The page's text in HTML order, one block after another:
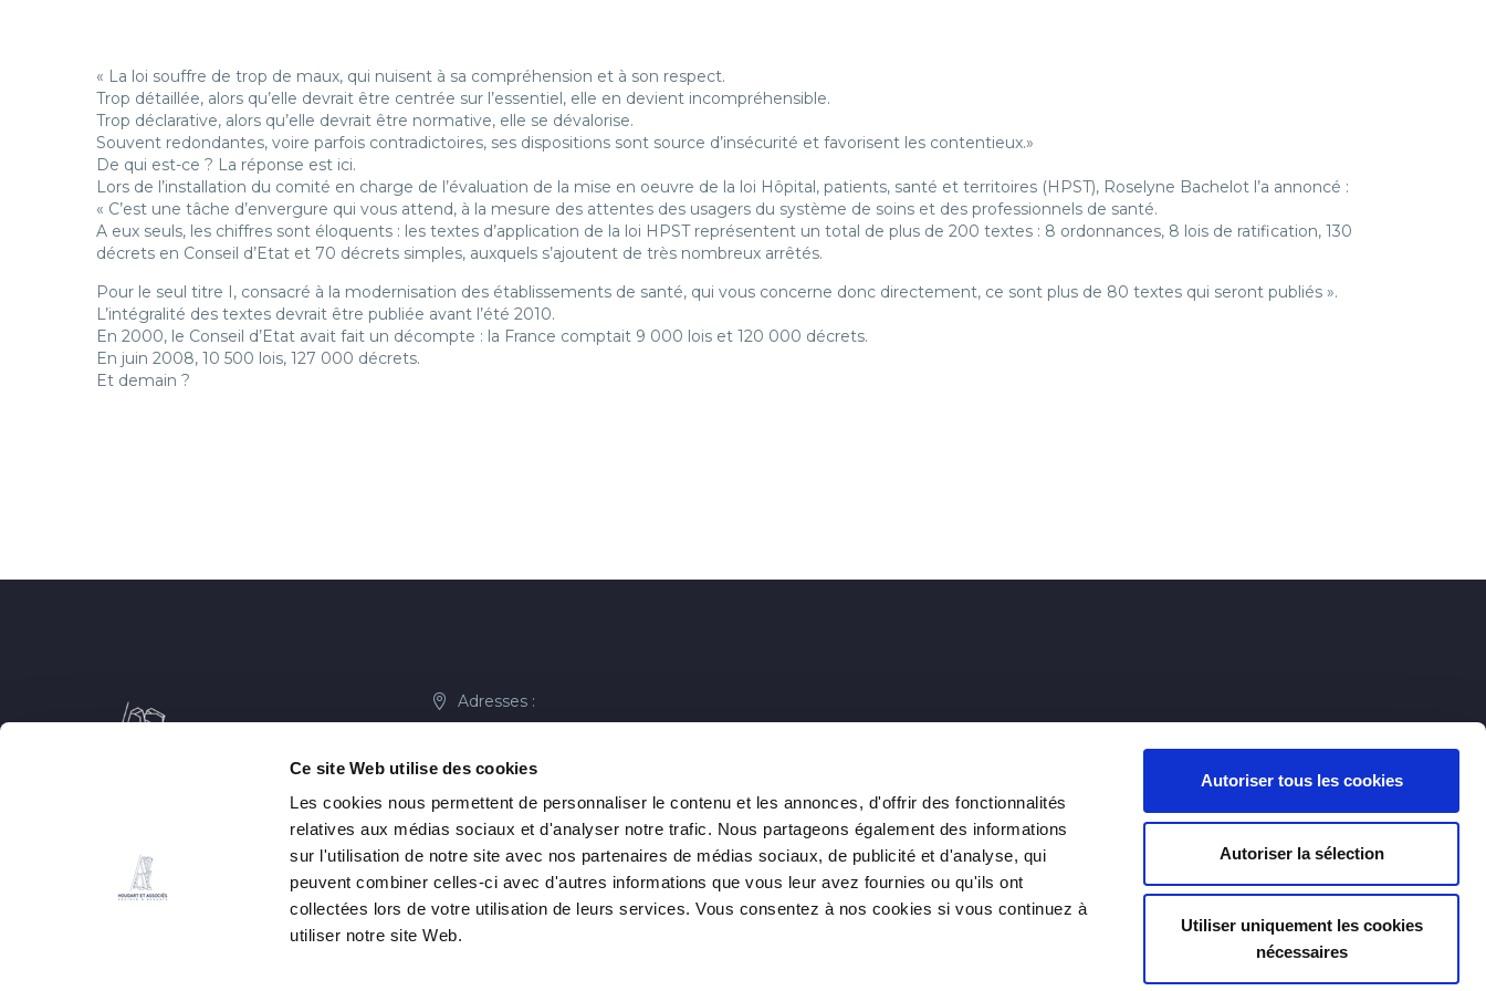
Ce site Web utilise des cookies
Les cookies nous permettent de personnaliser le contenu et les annonces, d'offrir des fonctionnalités
relatives aux médias sociaux et d'analyser notre trafic. Nous partageons également des informations
sur l'utilisation de notre site avec nos partenaires de médias sociaux, de publicité et d'analyse, qui
peuvent combiner celles-ci avec d'autres informations que vous leur avez fournies ou qu'ils ont
collectées lors de votre utilisation de leurs services. Vous consentez à nos cookies si vous continuez à
utiliser notre site Web.
Autoriser tous les cookies
Autoriser la sélection
Utiliser uniquement les cookies
nécessaires
« La loi souffre de trop de maux, qui nuisent à sa compréhension et à son respect.
Trop détaillée, alors qu’elle devrait être centrée sur l’essentiel, elle en devient incompréhensible.
Trop déclarative, alors qu’elle devrait être normative, elle se dévalorise.
Souvent redondantes, voire parfois contradictoires, ses dispositions sont source d’insécurité et favorisent les contentieux.»
De qui est-ce ? La réponse est ici.
Lors de l’installation du comité en charge de l’évaluation de la mise en oeuvre de la loi Hôpital, patients, santé et territoires (HPST), Roselyne Bachelot l’a annoncé :
« C’est une tâche d’envergure qui vous attend, à la mesure des attentes des usagers du système de soins et des professionnels de santé.
A eux seuls, les chiffres sont éloquents : les textes d’application de la loi HPST représentent un total de plus de 200 textes : 8 ordonnances, 8 lois de ratification, 130
décrets en Conseil d’Etat et 70 décrets simples, auxquels s’ajoutent de très nombreux arrêtés.
Pour le seul titre I, consacré à la modernisation des établissements de santé, qui vous concerne donc directement, ce sont plus de 80 textes qui seront publiés ».
L’intégralité des textes devrait être publiée avant l’été 2010.
En 2000, le Conseil d’Etat avait fait un décompte : la France comptait 9 000 lois et 120 000 décrets.
En juin 2008, 10 500 lois, 127 000 décrets.
Et demain ?
Adresses :
6 passage de la main d'or - 75011
Toulouse :
5 rue Saint-Bernard - 31000
+33(0)5 82 95 92 50
Protection des données
Gestion des cookies